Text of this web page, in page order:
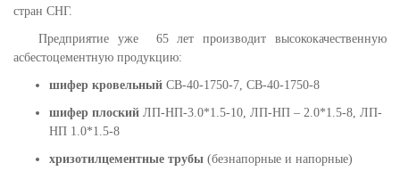
стран СНГ.
Предприятие уже 65 лет производит высококачественную
асбестоцементную продукцию:
шифер кровельный СВ-40-1750-7, СВ-40-1750-8
шифер плоский ЛП-НП-3.0*1.5-10, ЛП-НП – 2.0*1.5-8, ЛП-
НП 1.0*1.5-8
хризотилцементные трубы (безнапорные и напорные)